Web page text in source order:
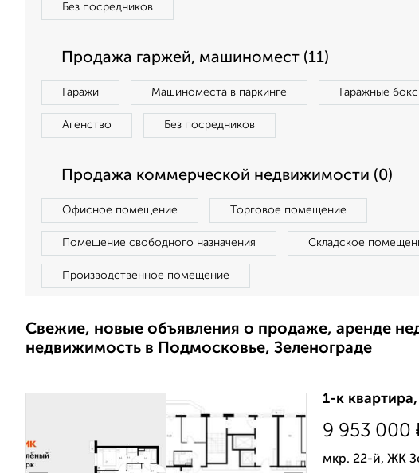
Без посредников
Продажа гаржей, машиномест (11)
Гаражи Машиноместа в паркинге Гаражные
Агенство Без посредников
Продажа коммерческой недвижимости (0)
Офисное помещение Торговое помещение
Помещение свободного назначения Складское
Производственное помещение
Свежие, новые объявления о продаже, аренде
недвижимость в Подмосковье, Зеленограде
1-к
9 953 000
мкр. 22-й, ЖК